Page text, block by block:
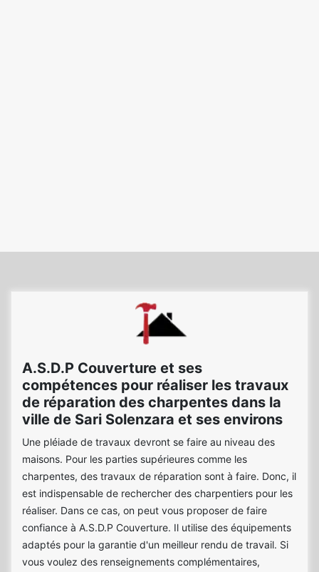
A.S.D.P Couverture et ses
compétences pour réaliser les travaux
de réparation des charpentes dans la
ville de Sari Solenzara et ses environs
Une pléiade de travaux devront se faire au niveau des
maisons. Pour les parties supérieures comme les
charpentes, des travaux de réparation sont à faire. Donc, il
est indispensable de rechercher des charpentiers pour les
réaliser. Dans ce cas, on peut vous proposer de faire
confiance à A.S.D.P Couverture. Il utilise des équipements
adaptés pour la garantie d'un meilleur rendu de travail. Si
vous voulez des renseignements complémentaires,